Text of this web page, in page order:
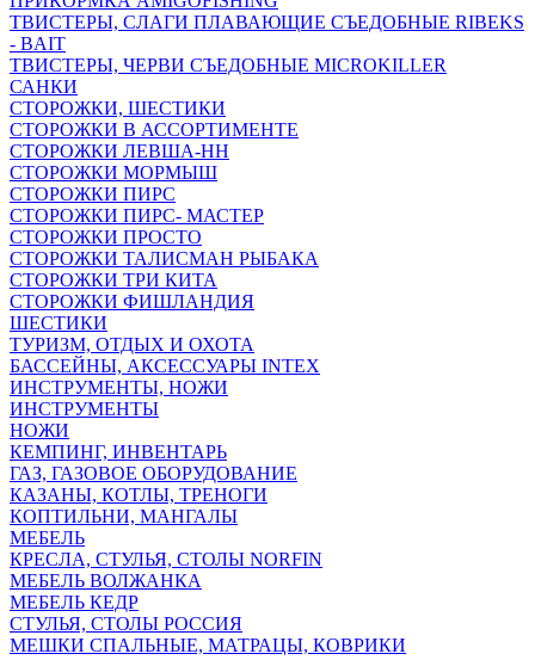
ТВИСТЕРЫ, СЛАГИ ПЛАВАЮЩИЕ СЪЕДОБНЫЕ RIBEKS
- BAIT
ТВИСТЕРЫ, ЧЕРВИ СЪЕДОБНЫЕ MICROKILLER
САНКИ
СТОРОЖКИ, ШЕСТИКИ
СТОРОЖКИ В АССОРТИМЕНТЕ
СТОРОЖКИ ЛЕВША-НН
СТОРОЖКИ МОРМЫШ
СТОРОЖКИ ПИРС
СТОРОЖКИ ПИРС- МАСТЕР
СТОРОЖКИ ПРОСТО
СТОРОЖКИ ТАЛИСМАН РЫБАКА
СТОРОЖКИ ТРИ КИТА
СТОРОЖКИ ФИШЛАНДИЯ
ШЕСТИКИ
ТУРИЗМ, ОТДЫХ И ОХОТА
БАССЕЙНЫ, АКСЕССУАРЫ INTEX
ИНСТРУМЕНТЫ, НОЖИ
ИНСТРУМЕНТЫ
НОЖИ
КЕМПИНГ, ИНВЕНТАРЬ
ГАЗ, ГАЗОВОЕ ОБОРУДОВАНИЕ
КАЗАНЫ, КОТЛЫ, ТРЕНОГИ
КОПТИЛЬНИ, МАНГАЛЫ
МЕБЕЛЬ
КРЕСЛА, СТУЛЬЯ, СТОЛЫ NORFIN
МЕБЕЛЬ ВОЛЖАНКА
МЕБЕЛЬ КЕДР
СТУЛЬЯ, СТОЛЫ РОССИЯ
МЕШКИ СПАЛЬНЫЕ, МАТРАЦЫ, КОВРИКИ